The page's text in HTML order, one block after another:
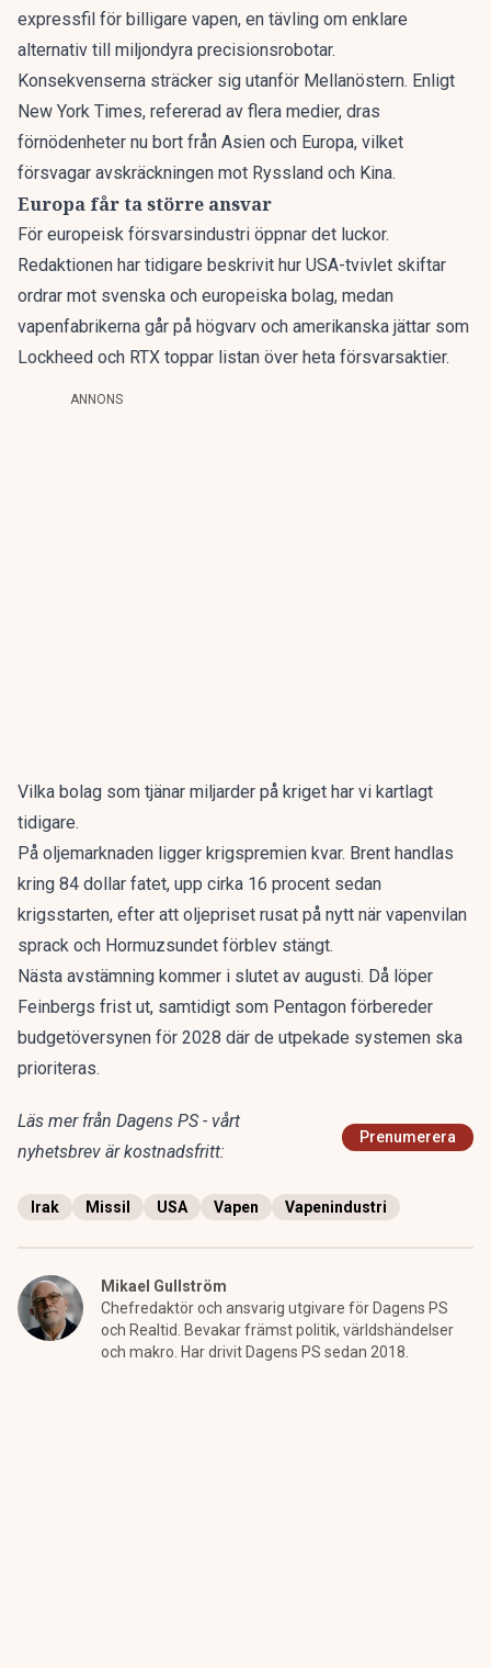
expressfil för billigare vapen, en tävling om enklare
alternativ till miljondyra precisionsrobotar.
Konsekvenserna sträcker sig utanför Mellanöstern. Enligt
New York Times, refererad av flera medier, dras
förnödenheter nu bort från Asien och Europa, vilket
försvagar avskräckningen mot Ryssland och Kina.
Europa får ta större ansvar
För europeisk försvarsindustri öppnar det luckor.
Redaktionen har tidigare beskrivit hur USA-tvivlet skiftar
ordrar mot svenska och europeiska bolag, medan
vapenfabrikerna går på högvarv och amerikanska jättar som
Lockheed och RTX toppar listan över heta försvarsaktier.
ANNONS
Vilka bolag som tjänar miljarder på kriget har vi kartlagt
tidigare.
På oljemarknaden ligger krigspremien kvar. Brent handlas
kring 84 dollar fatet, upp cirka 16 procent sedan
krigsstarten, efter att oljepriset rusat på nytt när vapenvilan
sprack och Hormuzsundet förblev stängt.
Nästa avstämning kommer i slutet av augusti. Då löper
Feinbergs frist ut, samtidigt som Pentagon förbereder
budgetöversynen för 2028 där de utpekade systemen ska
prioriteras.
Läs mer från Dagens PS - vårt
nyhetsbrev är kostnadsfritt:
Prenumerera
Irak Missil USA Vapen Vapenindustri
Mikael Gullström
Chefredaktör och ansvarig utgivare för Dagens PS
och Realtid. Bevakar främst politik, världshändelser
och makro. Har drivit Dagens PS sedan 2018.